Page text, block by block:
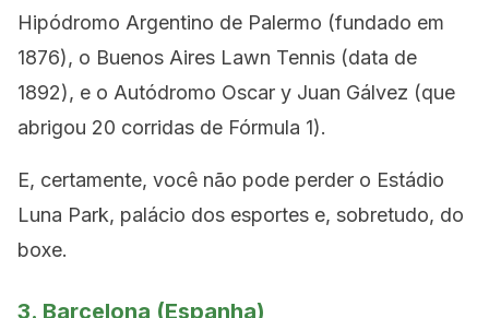
Hipódromo Argentino de Palermo (fundado em
1876), o Buenos Aires Lawn Tennis (data de
1892), e o Autódromo Oscar y Juan Gálvez (que
abrigou 20 corridas de Fórmula 1).
E, certamente, você não pode perder o Estádio
Luna Park, palácio dos esportes e, sobretudo, do
boxe.
3. Barcelona (Espanha)